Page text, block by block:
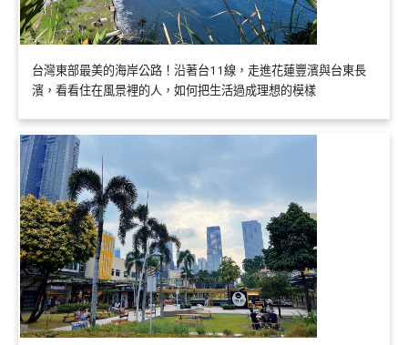
台灣東部最美的海岸公路！沿著台11線，走進花蓮豐濱與台東長
濱，看看住在風景裡的人，如何把生活過成理想的模樣